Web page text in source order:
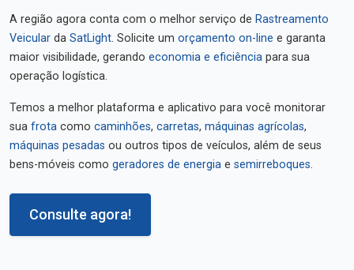
A região agora conta com o melhor serviço de Rastreamento
Veicular da SatLight. Solicite um orçamento on-line e garanta
maior visibilidade, gerando economia e eficiência para sua
operação logística.
Temos a melhor plataforma e aplicativo para você monitorar
sua frota como caminhões, carretas, máquinas agrícolas,
máquinas pesadas ou outros tipos de veículos, além de seus
bens-móveis como geradores de energia e semirreboques.
Consulte agora!